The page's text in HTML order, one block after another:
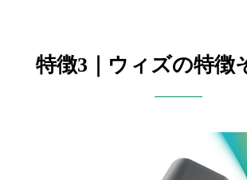
特徴3｜ウィズの特徴